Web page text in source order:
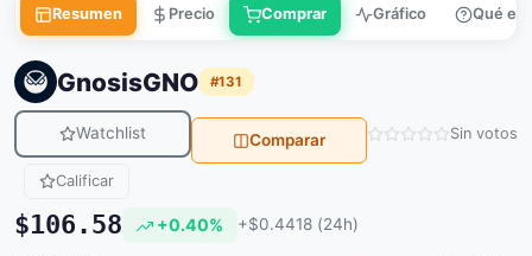
Resumen Precio Comprar Gráfico Qué es
GnosisGNO #131
Watchlist Comparar Sin votos
Calificar
$106.58 +0.40% +$0.4418 (24h)